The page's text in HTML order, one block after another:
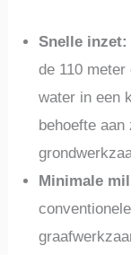
Snelle inzet:
de 110
water in een
behoefte
Minimale